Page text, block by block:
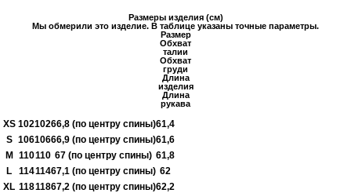
Размеры изделия (см)
Мы обмерили это изделие. В таблице указаны точные параметры.
Размер
Обхват
талии
Обхват
груди
Длина
изделия
Длина
рукава
XS 10210266,8 (по центру спины)61,4
S 10610666,9 (по центру спины)61,6
M
110110 67 (по центру спины) 61,8
L
11411467,1 (по центру спины) 62
XL 11811867,2 (по центру спины)62,2